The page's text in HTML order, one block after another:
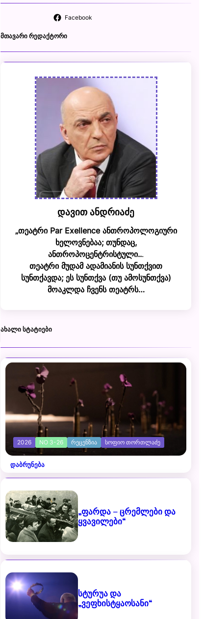
Facebook
ᲛᲗᲐᲕᲐᲠᲘ ᲠᲔᲓᲐᲥᲢᲝᲠᲘ
დავით ანდრიაძე
„თეატრი Par Exellence ანთროპოლოგიური
ხელოვნებაა; თუნდაც,
ანთროპოცენტრისტული...
თეატრი მუდამ ადამიანის სუნთქვით
სუნთქავდა; ეს სუნთქვა (თუ ამოსუნთქვა)
მოაკლდა ჩვენს თეატრს…
ᲐᲮᲐᲚᲘ ᲡᲢᲐᲢᲘᲔᲑᲘ
2026 NO 3-26 ᲠᲔᲪᲔᲜᲖᲘᲐ ᲡᲝᲤᲘᲝ ᲗᲝᲠᲗᲚᲐᲫᲔ
დაბრუნება
„ფარდა – ცრემლები და
ყვავილები“
სტურუა და
„ვეფხისტყაოსანი“